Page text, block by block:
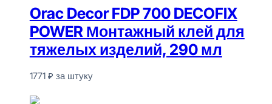
Orac Decor FDP 700 DECOFIX
POWER Монтажный клей для
тяжелых изделий, 290 мл
1771 ₽ за штуку